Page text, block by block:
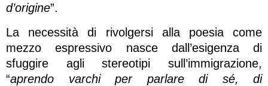
d’origine”.
La necessità di rivolgersi alla poesia come
mezzo espressivo nasce dall’esigenza di
sfuggire agli stereotipi sull’immigrazione,
“aprendo varchi per parlare di sé, di